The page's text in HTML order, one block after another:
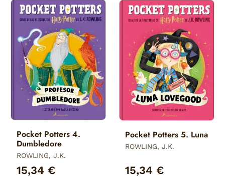
Pocket Potters 4.
Dumbledore
ROWLING, J.K.
15,34 €
Pocket Potters 5. Luna
ROWLING, J.K.
15,34 €